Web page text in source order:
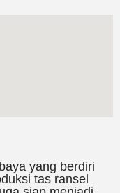
yang berdiri
tas ransel